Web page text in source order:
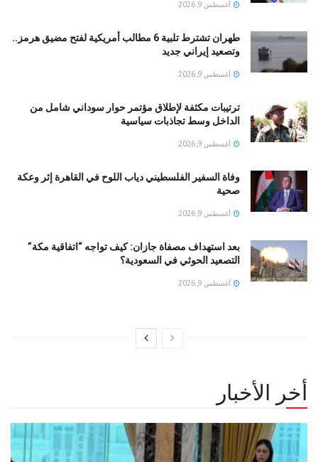
أغسطس 9, 2026
طهران تشترط تلبية 6 مطالب أمريكية لفتح مضيق هرمز..
وتصعيد إيراني جديد
أغسطس 9, 2026
ترتيبات مكثفة لإطلاق مؤتمر حوار سوداني شامل من
الداخل وسط تجاذبات سياسية
أغسطس 9, 2026
وفاة السفير الفلسطيني دياب اللوح في القاهرة إثر وعكة
صحية
أغسطس 9, 2026
بعد استهداف مصفاة جازان: كيف تواجه “اتفاقية مكة”
التصعيد الحوثي في السعودية؟
أغسطس 9, 2026
أخر الأخبار